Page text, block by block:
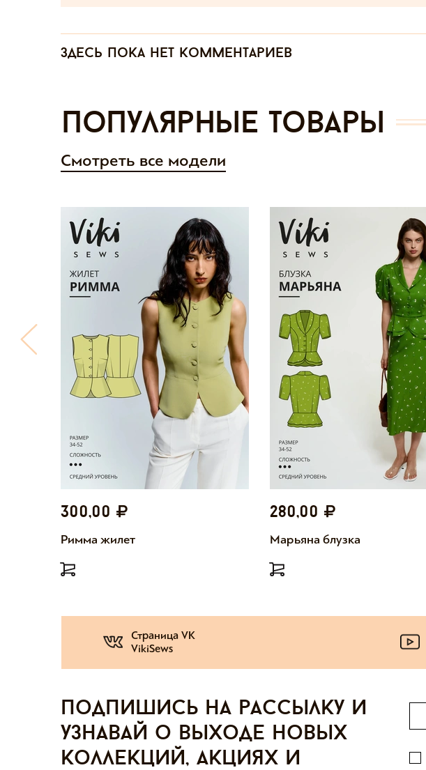
Здесь пока нет комментариев
Популярные товары
Смотреть все модели
300,00
Римма жилет
280,00
Марьяна блузка
Страница VK
VikiSews
Подпишись на рассылку и
узнавай о выходе новых
коллекций, акциях и